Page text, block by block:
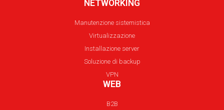
NETWORKING
Manutenzione sistemistica
Virtualizzazione
Installazione server
Soluzione di backup
VPN
WEB
B2B